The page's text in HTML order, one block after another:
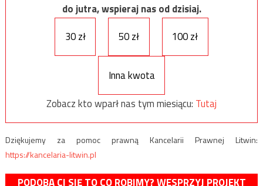
do jutra, wspieraj nas od dzisiaj.
30 zł
50 zł 100 zł
Inna kwota
Zobacz kto wparł nas tym miesiącu: Tutaj
Dziękujemy za pomoc prawną Kancelarii Prawnej Litwin:
https://kancelaria-litwin.pl
PODOBA CI SIĘ TO CO ROBIMY? WESPRZYJ PROJEKT